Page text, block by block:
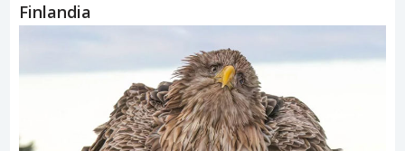
Finlandia